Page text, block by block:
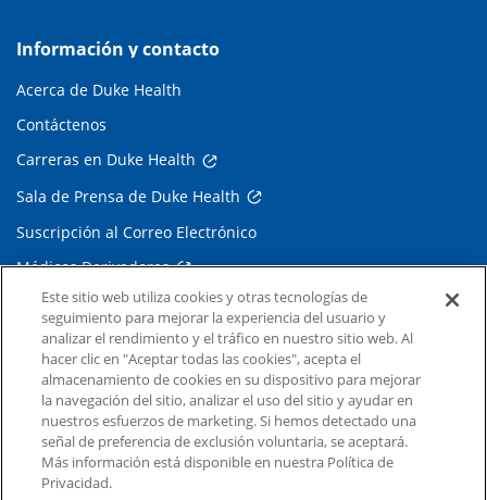
Información y contacto
Acerca de Duke Health
Contáctenos
Carreras en Duke Health
Sala de Prensa de Duke Health
Suscripción al Correo Electrónico
Médicos Derivadores
Enlaces relacionados
Duke Cancer Institute
Duke Children's
Duke School of Medicine
Duke School of Nursing
Este sitio web utiliza cookies y otras tecnologías de
seguimiento para mejorar la experiencia del usuario y
analizar el rendimiento y el tráfico en nuestro sitio web. Al
hacer clic en "Aceptar todas las cookies", acepta el
almacenamiento de cookies en su dispositivo para mejorar
la navegación del sitio, analizar el uso del sitio y ayudar en
nuestros esfuerzos de marketing. Si hemos detectado una
señal de preferencia de exclusión voluntaria, se aceptará.
Más información está disponible en nuestra Política de
Privacidad.